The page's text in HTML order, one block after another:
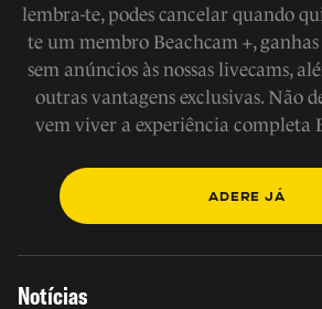
lembra-te, podes cancelar quando
te um membro Beachcam +,
sem anúncios às nossas livecams,
outras vantagens exclusivas. Não
vem viver a experiência completa
ADERE JÁ
Notícias